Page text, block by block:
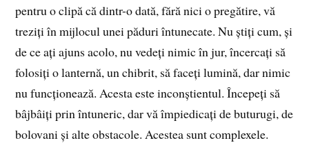
pentru o clipă că dintr-o dată, fără nici o pregătire, vă
treziți în mijlocul unei păduri întunecate. Nu știți cum, și
de ce ați ajuns acolo, nu vedeți nimic în jur, încercați să
folosiți o lanternă, un chibrit, să faceți lumină, dar nimic
nu funcționează. Acesta este inconștientul. Începeți să
bâjbâiți prin întuneric, dar vă împiedicați de buturugi, de
bolovani și alte obstacole. Acestea sunt complexele.